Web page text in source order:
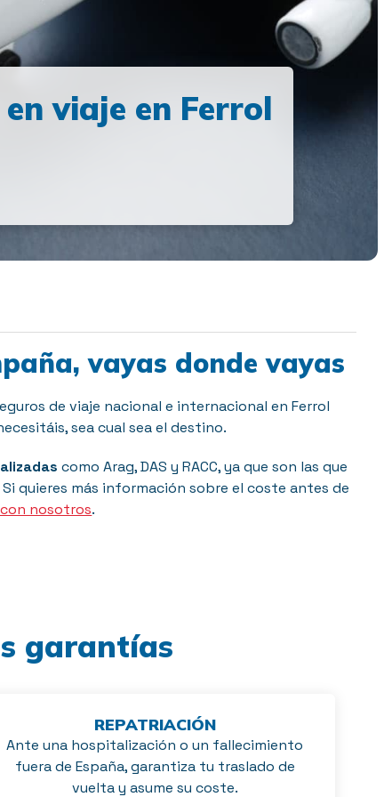
viaje en Ferrol
vayas donde vayas
de viaje nacional e internacional en Ferrol
sea cual sea el destino.
como Arag, DAS y RACC, ya que son las que
quieres más información sobre el coste antes de
nosotros.
garantías
REPATRIACIÓN
Ante una hospitalización o un fallecimiento
fuera de España, garantiza tu traslado de
vuelta y asume su coste.